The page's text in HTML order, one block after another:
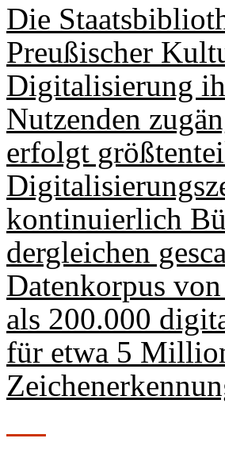
Die
Preußischer
Digitalisierung
Nutzenden
erfolgt
kontinuierlich
dergleichen
Datenkorpus
als 200.000
für etwa 5